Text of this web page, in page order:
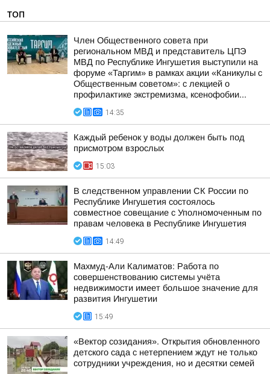
ТОП
Член Общественного совета при
региональном МВД и представитель ЦПЭ
МВД по Республике Ингушетия выступили на
форуме «Таргим» в рамках акции «Каникулы с
Общественным советом»: с лекцией о
профилактике экстремизма, ксенофобии...
14:35
Каждый ребенок у воды должен быть под
присмотром взрослых
15:03
В следственном управлении СК России по
Республике Ингушетия состоялось
совместное совещание с Уполномоченным по
правам человека в Республике Ингушетия
14:49
Махмуд-Али Калиматов: Работа по
совершенствованию системы учёта
недвижимости имеет большое значение для
развития Ингушетии
15:49
«Вектор созидания». Открытия обновленного
детского сада с нетерпением ждут не только
сотрудники учреждения, но и десятки семей